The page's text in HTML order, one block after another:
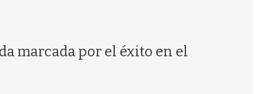
marcada por el éxito en el